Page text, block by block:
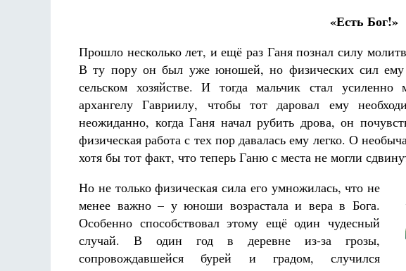
«Есть Бог!»
Прошло несколько лет, и ещё раз Ганя познал силу
В ту пору он был уже юношей, но физических сил ему
сельском хозяйстве. И тогда мальчик стал усиленно
архангелу Гавриилу, чтобы тот даровал ему
неожиданно, когда Ганя начал рубить дрова, он
физическая работа с тех пор давалась ему легко. О
хотя бы тот факт, что теперь Ганю с места не могли
Но не только физическая сила его умножилась, что не
менее важно – у юноши возрастала и вера в Бога.
Особенно способствовал этому ещё один чудесный
случай. В один год в деревне из-за грозы,
сопровождавшейся бурей и градом, случился